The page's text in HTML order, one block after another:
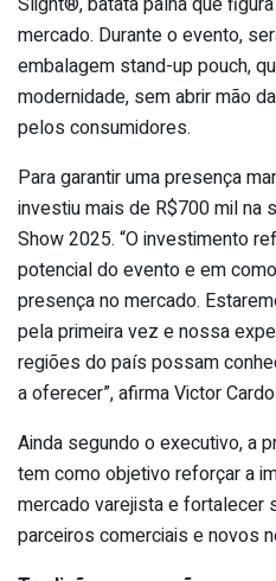
mercado. Durante o evento,
embalagem stand-up pouch,
modernidade, sem abrir mão
pelos consumidores.
Para garantir uma presença
investiu mais de R$700 mil na
Show 2025. “O investimento
potencial do evento e em
presença no mercado.
pela primeira vez e nossa
regiões do país possam
a oferecer”, afirma Victor
Ainda segundo o executivo, a
tem como objetivo reforçar a
mercado varejista e fortalecer
parceiros comerciais e novos